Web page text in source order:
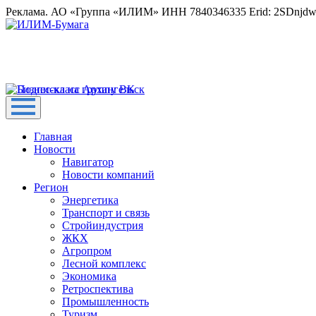
Реклама. АО «Группа «ИЛИМ» ИНН 7840346335 Erid:
Главная
Новости
Навигатор
Новости компаний
Регион
Энергетика
Транспорт и связь
Стройиндустрия
ЖКХ
Агропром
Лесной комплекс
Экономика
Ретроспектива
Промышленность